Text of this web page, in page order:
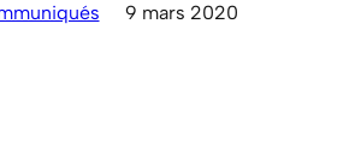
9 mars 2020